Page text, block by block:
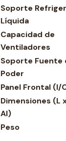
Soporte
Líquida
Capacidad de
Ventiladores
Soporte Fuente
Poder
Panel Frontal (I/
Dimensiones (L
Al)
Peso